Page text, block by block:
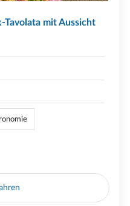
Tavolata mit Aussicht